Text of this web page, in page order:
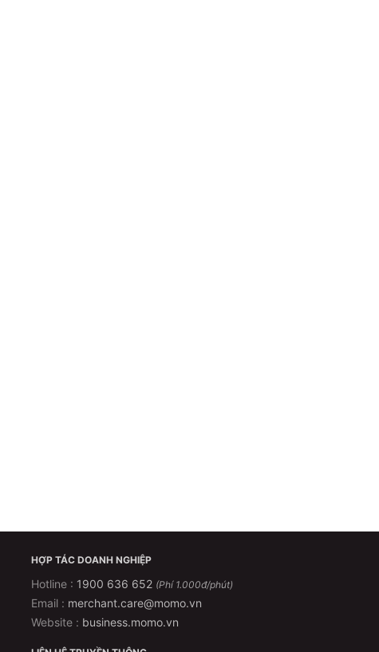
HỢP TÁC DOANH NGHIỆP
Hotline : 1900 636 652 (Phí 1.000đ/phút)
Email : merchant.care@momo.vn
Website : business.momo.vn